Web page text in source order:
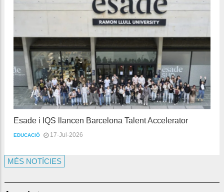
Esade i IQS llancen Barcelona Talent Accelerator
EDUCACIÓ 17-Jul-2026
MÉS NOTÍCIES